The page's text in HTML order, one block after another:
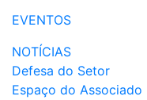
EVENTOS
NOTÍCIAS
Defesa do Setor
Espaço do Associado